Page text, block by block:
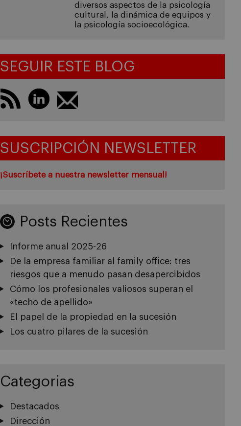
diversos aspectos de la psicología
cultural, la dinámica de equipos y
la psicología socioecológica.
SEGUIR ESTE BLOG
SUSCRIPCIÓN NEWSLETTER
¡Suscríbete a nuestra newsletter mensual!
Posts Recientes
Informe anual 2025-26
De la empresa familiar al family office: tres
riesgos que a menudo pasan desapercibidos
Cómo los profesionales valiosos superan el
«techo de apellido»
El papel de la propiedad en la sucesión
Los cuatro pilares de la sucesión
Categorias
Destacados
Dirección